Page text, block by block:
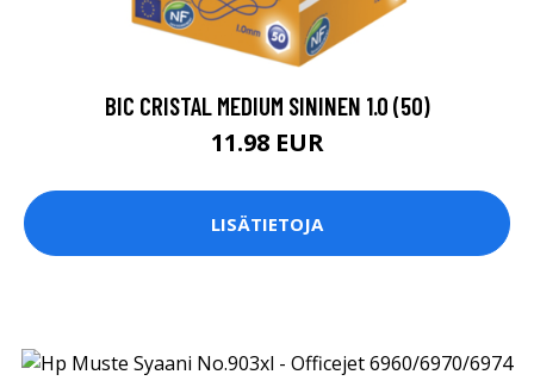
BIC CRISTAL MEDIUM SININEN 1.0 (50)
11.98 EUR
LISÄTIETOJA